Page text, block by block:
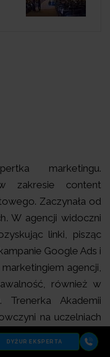
marketingu.
zakresie content
Zaczynała od
W agencji widoczni
linki, pisząc
Google Ads i
agencji,
również w
Trenerka Akademii
na uczelniach
kreatywne zadania
ludzi. Dzień
DYŻUR EKSPERTA